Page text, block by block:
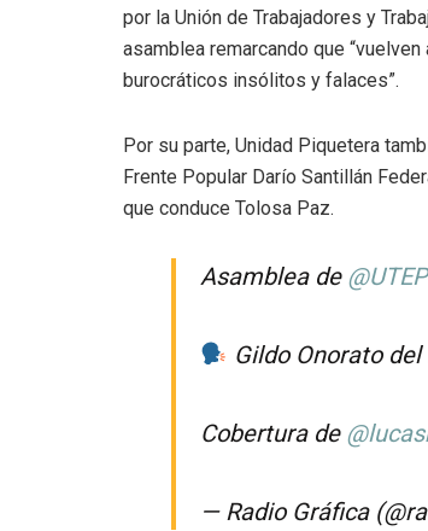
por la Unión de Trabajadores y
asamblea remarcando que
burocráticos insólitos y falaces”.
Por su parte, Unidad Piquetera
Frente Popular Darío Santillán
que conduce Tolosa Paz.
Asamblea de
Gildo Onorato del
Cobertura de
— Radio Gráfica